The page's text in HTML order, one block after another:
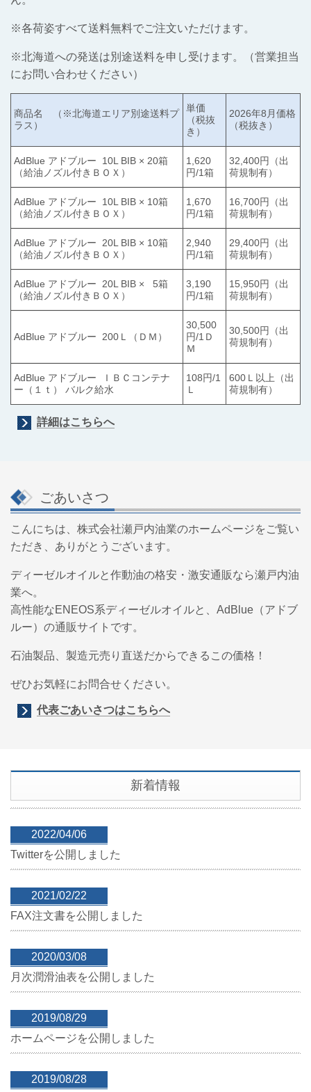
※各荷姿すべて送料無料でご注文いただけます。
※北海道への発送は別途送料を申し受けます。（営業担当
にお問い合わせください）
商品名 （※北海道エリア別途送料プ
ラス）
単価
（税抜
き）
2026年8月価格
（税抜き）
AdBlue アドブルー 10L BIB × 20箱
（給油ノズル付きＢＯＸ）
1,620
円/1箱
32,400円（出
荷規制有）
AdBlue アドブルー 10L BIB × 10箱
（給油ノズル付きＢＯＸ）
1,670
円/1箱
16,700円（出
荷規制有）
AdBlue アドブルー 20L BIB × 10箱
（給油ノズル付きＢＯＸ）
2,940
円/1箱
29,400円（出
荷規制有）
AdBlue アドブルー 20L BIB × 5箱
（給油ノズル付きＢＯＸ）
3,190
円/1箱
15,950円（出
荷規制有）
AdBlue アドブルー 200Ｌ（ＤＭ）
30,500
円/1Ｄ
Ｍ
30,500円（出
荷規制有）
AdBlue アドブルー ＩＢＣコンテナ
ー（１ｔ） バルク給水
108円/1
Ｌ
600Ｌ以上（出
荷規制有）
詳細はこちらへ
ごあいさつ
こんにちは、株式会社瀬戸内油業のホームページをご覧い
ただき、ありがとうございます。
ディーゼルオイルと作動油の格安・激安通販なら瀬戸内油
業へ。
高性能なENEOS系ディーゼルオイルと、AdBlue（アドブ
ルー）の通販サイトです。
石油製品、製造元売り直送だからできるこの価格！
ぜひお気軽にお問合せください。
代表ごあいさつはこちらへ
新着情報
2022/04/06
Twitterを公開しました
2021/02/22
FAX注文書を公開しました
2020/03/08
月次潤滑油表を公開しました
2019/08/29
ホームページを公開しました
2019/08/28